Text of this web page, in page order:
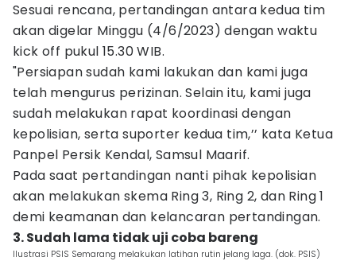
Sesuai rencana, pertandingan antara kedua tim
akan digelar Minggu (4/6/2023) dengan waktu
kick off pukul 15.30 WIB.
"Persiapan sudah kami lakukan dan kami juga
telah mengurus perizinan. Selain itu, kami juga
sudah melakukan rapat koordinasi dengan
kepolisian, serta suporter kedua tim,’’ kata Ketua
Panpel Persik Kendal, Samsul Maarif.
Pada saat pertandingan nanti pihak kepolisian
akan melakukan skema Ring 3, Ring 2, dan Ring 1
demi keamanan dan kelancaran pertandingan.
3. Sudah lama tidak uji coba bareng
Ilustrasi PSIS Semarang melakukan latihan rutin jelang laga. (dok. PSIS)